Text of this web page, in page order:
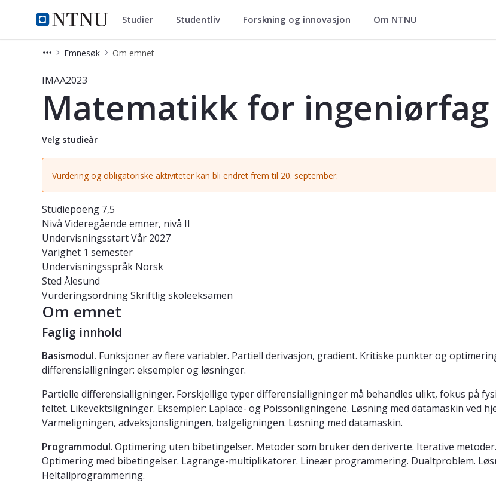
NTNU Hjemmeside
Studier Studier Studentliv Forskning og innovasjon Om NTNU
Emnesøk Om emnet
Emne - Matematikk for ingeniørfag 2 C - IMAA2023
IMAA2023
Matematikk for ingeniørfag
Velg studieår
Vurdering og obligatoriske aktiviteter kan bli endret frem til 20. september.
Studiepoeng 7,5
Nivå Videregående emner, nivå II
UndervisningsstartVår 2027
Varighet 1 semester
Undervisningsspråk Norsk
Sted Ålesund
VurderingsordningSkriftlig skoleeksamen
Om emnet
Faglig innhold
Basismodul. Funksjoner av flere variabler. Partiell derivasjon, gradient. Kritiske punkter og
differensialligninger: eksempler og løsninger.
Partielle differensialligninger. Forskjellige typer differensialligninger må behandles ulikt, fokus på
feltet. Likevektsligninger. Eksempler: Laplace- og Poissonligningene. Løsning med datamaskin ved
Varmeligningen, adveksjonsligningen, bølgeligningen. Løsning med datamaskin.
Programmodul. Optimering uten bibetingelser. Metoder som bruker den deriverte. Iterative
Optimering med bibetingelser. Lagrange-multiplikatorer. Lineær programmering. Dualtproblem.
Heltallprogrammering.